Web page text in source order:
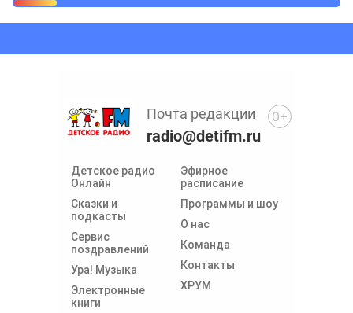
Детское радио
Онлайн
Сказки и
подкасты
Сервис
поздравлений
Ура! Музыка
Электронные
книги
Эфирное
расписание
Программы и шоу
О нас
Команда
Контакты
ХРУМ
Почта редакции
radio@detifm.ru
0+